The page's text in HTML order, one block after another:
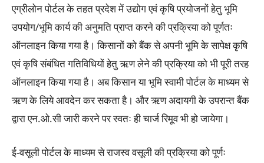
एग्रीलोन पोर्टल के तहत प्रदेश में उद्योग एवं कृषि प्रयोजनों हेतु भूमि
उपयोग/भूमि कार्य की अनुमति प्राप्त करने की प्रक्रिया को पूर्णतः
ऑनलाइन किया गया है। किसानों को बैंक से अपनी भूमि के सापेक्ष कृषि
एवं कृषि संबंधित गतिविधियों हेतु ऋण लेने की प्रक्रिया को भी पूरी तरह
ऑनलाइन किया गया है। अब किसान या भूमि स्वामी पोर्टल के माध्यम से
ऋण के लिये आवदेन कर सकता है। और ऋण अदायगी के उपरान्त बैंक
द्वारा एन.ओ.सी जारी करने पर स्वतः ही चार्ज रिमूव भी हो जायेगा।
ई-वसूली पोर्टल के माध्यम से राजस्व वसूली की प्रक्रिया को पूर्णः